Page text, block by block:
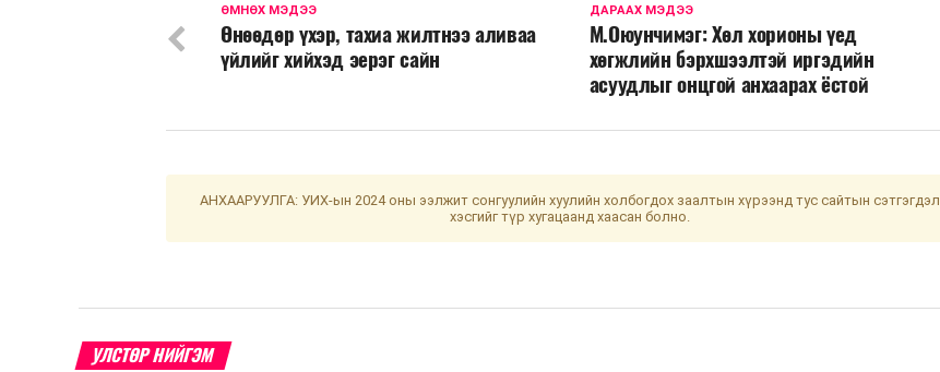
ДАРААХ МЭДЭЭ
М.Оюунчимэг: Хөл хорионы үед
хөгжлийн бэрхшээлтэй иргэдийн
асуудлыг онцгой анхаарах ёстой
ӨМНӨХ МЭДЭЭ
Өнөөдөр үхэр, тахиа жилтнээ аливаа
үйлийг хийхэд эерэг сайн
АНХААРУУЛГА: УИХ-ын 2024 оны ээлжит сонгуулийн хуулийн холбогдох заалтын хүрээнд тус сайтын сэтгэгдэл
хэсгийг түр хугацаанд хаасан болно.
УЛСТӨР НИЙГЭМ